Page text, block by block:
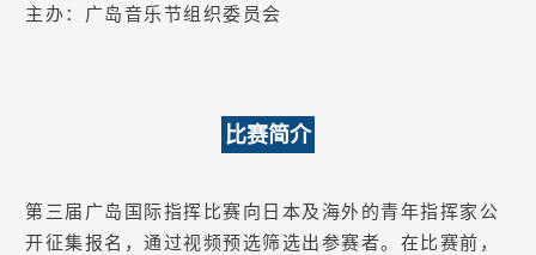
主办：广岛音乐节组织委员会
比赛简介
第三届广岛国际指挥比赛向日本及海外的青年指挥家公
开征集报名，通过视频预选筛选出参赛者。在比赛前，